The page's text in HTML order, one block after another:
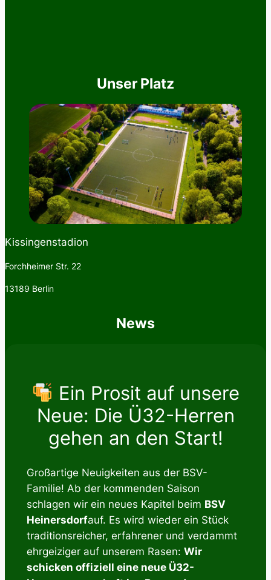
Unser Platz
Kissingenstadion
Forchheimer Str. 22
13189 Berlin
News
Ein Prosit auf unsere
Neue: Die Ü32-Herren
gehen an den Start!
Großartige Neuigkeiten aus der BSV-
Familie! Ab der kommenden Saison
schlagen wir ein neues Kapitel beim BSV
Heinersdorfauf. Es wird wieder ein Stück
traditionsreicher, erfahrener und verdammt
ehrgeiziger auf unserem Rasen: Wir
schicken offiziell eine neue Ü32-